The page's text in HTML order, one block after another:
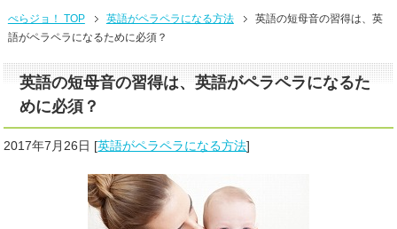
ぺらジョ！ TOP 英語がペラペラになる方法
英語の短母音の習得は、英
語がペラペラになるために必須？
英語の短母音の習得は、英語がペラペラになるた
めに必須？
2017年7月26日 [英語がペラペラになる方法]